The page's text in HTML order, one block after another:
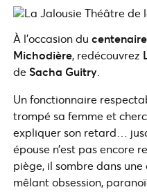
À l’occasion du
Michodière, redécouvrez
de Sacha Guitry
Un fonctionnaire
trompé sa femme et
expliquer son retard…
épouse n’est pas encore
piège, il sombre dans une
mêlant obsession,